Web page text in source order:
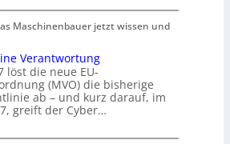
Maschinenbauer jetzt wissen und
Verantwortung
löst die neue EU-
(MVO) die bisherige
ab – und kurz darauf, im
greift der Cyber…